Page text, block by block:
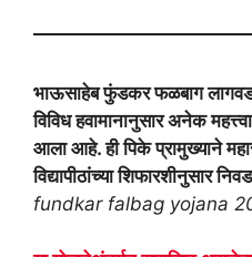
भाऊसाहेब फुंडकर फळबाग लागवड
विविध हवामानानुसार अनेक
आला आहे. ही पिके प्रामुख्याने
विद्यापीठांच्या शिफारशीनुसार
fundkar falbag yojana